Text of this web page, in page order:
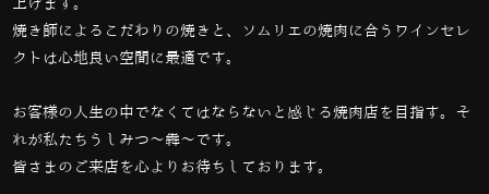
上げます。
焼き師によるこだわりの焼きと、ソムリエの焼肉に合うワインセレ
クトは心地良い空間に最適です。
お客様の人生の中でなくてはならないと感じる焼肉店を目指す。そ
れが私たちうしみつ～犇～です。
皆さまのご来店を心よりお待ちしております。